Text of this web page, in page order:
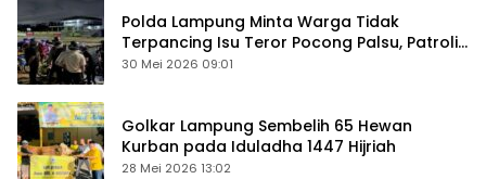
Polda Lampung Minta Warga Tidak
Terpancing Isu Teror Pocong Palsu, Patroli
Keamanan Ditingkatkan
30 Mei 2026 09:01
Golkar Lampung Sembelih 65 Hewan
Kurban pada Iduladha 1447 Hijriah
28 Mei 2026 13:02